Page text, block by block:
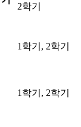
2학기
1학기, 2학기
1학기, 2학기